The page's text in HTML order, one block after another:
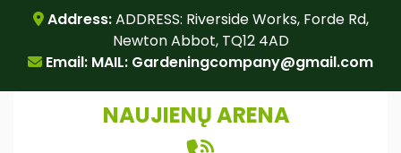
content
Address:ADDRESS: Riverside Works, Forde Rd,
Newton Abbot, TQ12 4AD
Email: MAIL: Gardeningcompany@gmail.com
NAUJIENŲ ARENA